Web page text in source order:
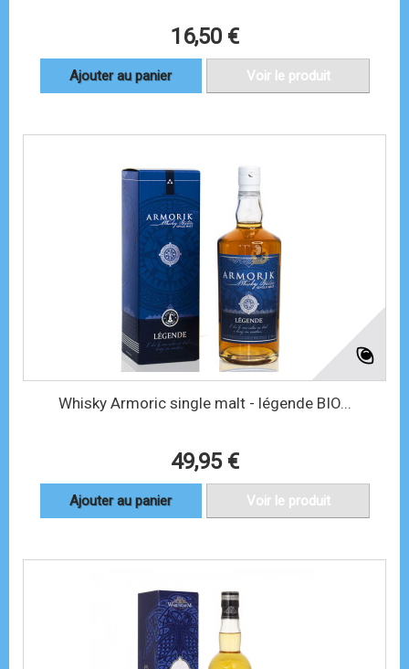
16,50 €
Ajouter au panier Voir le produit
Whisky Armoric single malt - légende BIO...
49,95 €
Ajouter au panier Voir le produit